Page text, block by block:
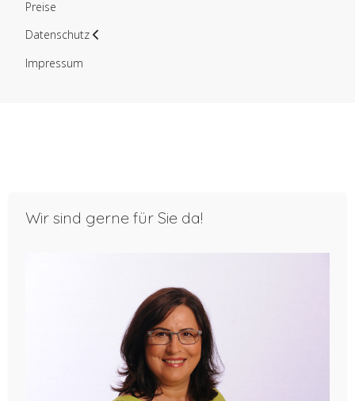
Preise
Datenschutz
Impressum
Wir sind gerne für Sie da!